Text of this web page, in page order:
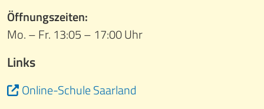
Öffnungszeiten:
Mo. – Fr. 13:05 – 17:00 Uhr
Links
Online-Schule Saarland